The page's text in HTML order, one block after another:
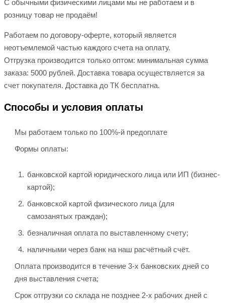
С обычными физическими лицами мы не работаем и в
розницу товар не продаём!
Работаем по договору-оферте, который является
неотъемлемой частью каждого счета на оплату.
Отгрузка производится только оптом: минимальная сумма
заказа: 5000 рублей. Доставка товара осуществляется за
счет покупателя. Доставка до ТК бесплатна.
Способы и условия оплаты
Мы работаем только по 100%-й предоплате
Формы оплаты:
банковской картой юридического лица или ИП (бизнес-
картой);
банковской картой физического лица (для
самозанятых граждан);
безналичная оплата по выставленному счету;
наличными через банк на наш расчётный счёт.
Оплата производится в течение 3-х банковских дней со
дня выставления счета;
Срок отгрузки со склада не позднее 2-х рабочих дней с